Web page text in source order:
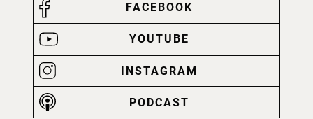
FACEBOOK
YOUTUBE
INSTAGRAM
PODCAST